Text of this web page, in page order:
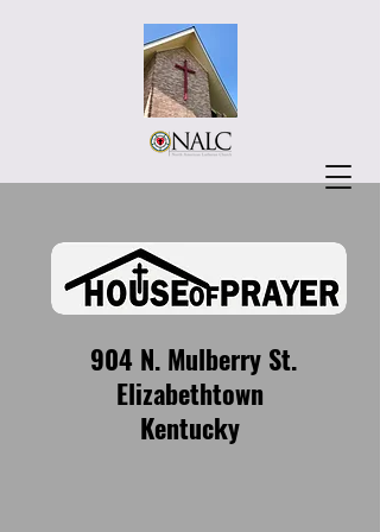
904 N. Mulberry St.
Elizabethtown
Kentucky